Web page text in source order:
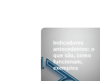
Indicadores
antecedentes: o
que são, como
funcionam,
exemplos